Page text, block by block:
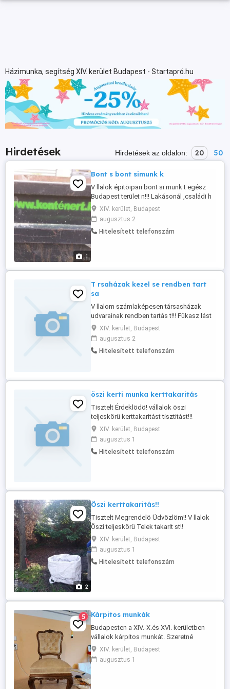
Házimunka, segítség XIV. kerület Budapest - Startapró.hu
Hirdetések Hirdetések az oldalon: 20 50
1
Bont s bont simunk k
V llalok épitöipari bont si munk t egész
Budapest terület n!!! Lakásonál ,családi h
zaknál,V laszfalak bont sa, aljzatbeton
bont sa, kerit s kocsibeállok elbont sa,
kont ner megrak sa!! Saját
felszerelésemmel dolgozom!!!!! Kérem
XIV. kerület, Budapest
augusztus 2
Hitelesített telefonszám
T rsaházak kezel se rendben tart
sa
V llalom számlaképesen társasházak
udvarainak rendben tartás t!!! Fükasz lást
fúnyir st f k bokrok söv nyek megnyirás t!!!
Gyep szellöztet st,, Zöldhullad k elsz
llitást!!! 06702207679
XIV. kerület, Budapest
augusztus 2
Hitelesített telefonszám
öszi kerti munka kerttakaritás
Tisztelt Érdeklödö! vállalok öszi
teljeskörü kerttakaritást tisztitást!!!
lombkorona megnyirását fák kivágását
bokrok megnyirását!! lehulot lomb falevél
ösze gyüjtését elszállitását!!! gyep
szellöztetést!! Kérem keressenek
XIV. kerület, Budapest
augusztus 1
Hitelesített telefonszám
2
Öszi kerttakaritás!!
Tisztelt Megrendelö Üdvözlöm!! V llalok
Öszi teljeskörü Telek takarit st!!
Zöldhullad k összegyüjt st,a lehullot falev
l összegyüjt s t a földönlévö letört gak
összegyüjt s t!!! Nagy teher autoval tört nö
elszállitását!! Ak r több sz z m3 tert is!! Eg
XIV. kerület, Budapest
augusztus 1
Hitelesített telefonszám
5 Kárpitos munkák
Budapesten a XIV.-X.és XVI. kerületben
vállalok kárpitos munkát. Szeretné
kedvenc vagy értékes bútorát felújíttatni?
De más nem vállalja? Vállalom elsősorban
székek fotelok kanapék kárpitozását, bőr
XIV. kerület, Budapest
augusztus 1